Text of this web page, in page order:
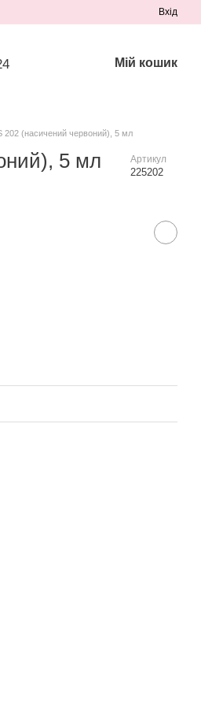
Вхід
Мій кошик
202 (насичений червоний), 5 мл
5 мл Артикул
225202